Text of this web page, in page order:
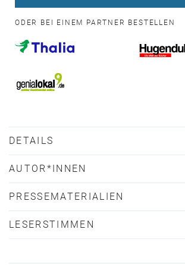
ODER BEI EINEM PARTNER BESTELLEN
DETAILS
AUTOR*INNEN
PRESSEMATERIALIEN
LESERSTIMMEN